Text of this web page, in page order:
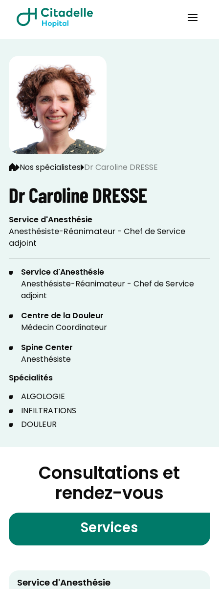
Nos spécialistes Dr Caroline DRESSE
Dr Caroline DRESSE
Service d'Anesthésie
Anesthésiste-Réanimateur - Chef de Service
adjoint
Service d'Anesthésie
Anesthésiste-Réanimateur - Chef de Service
adjoint
Centre de la Douleur
Médecin Coordinateur
Spine Center
Anesthésiste
Spécialités
ALGOLOGIE
INFILTRATIONS
DOULEUR
Consultations et
rendez-vous
Services
Service d'Anesthésie